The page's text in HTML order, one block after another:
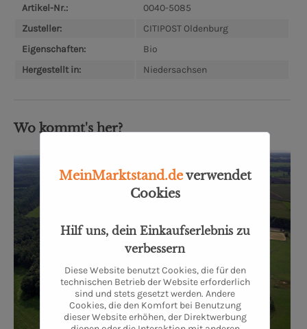
Artikel-Nr.:
0040-5085
Zusteller:
CITIPOST Oldenburg
Eigenschaften:
Bio
Hergestellt in:
Niedersachsen
Wo kommt's her?
MeinMarktstand.deverwendet
Cookies
Hilf uns, dein Einkaufserlebnis zu
verbessern
Diese Website benutzt Cookies, die für den
technischen Betrieb der Website erforderlich
sind und stets gesetzt werden. Andere
Cookies, die den Komfort bei Benutzung
dieser Website erhöhen, der Direktwerbung